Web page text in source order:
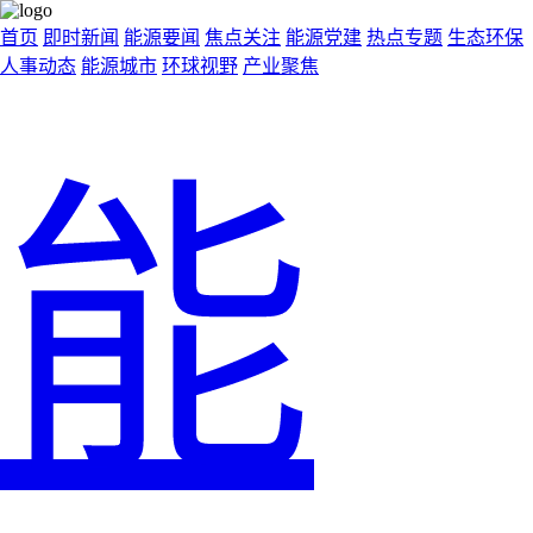
首页 即时新闻 能源要闻 焦点关注 能源党建 热点专题 生态环保
人事动态 能源城市 环球视野 产业聚焦
能